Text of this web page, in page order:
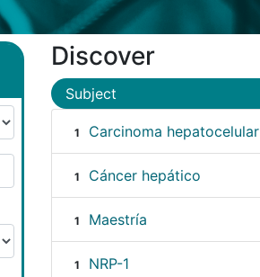
Discover
Subject
1 Carcinoma hepatocelular
1 Cáncer hepático
1 Maestría
1 NRP-1